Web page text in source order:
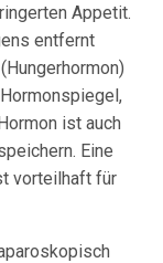
Appetit.
entfernt
ist auch
Eine
vorteilhaft für